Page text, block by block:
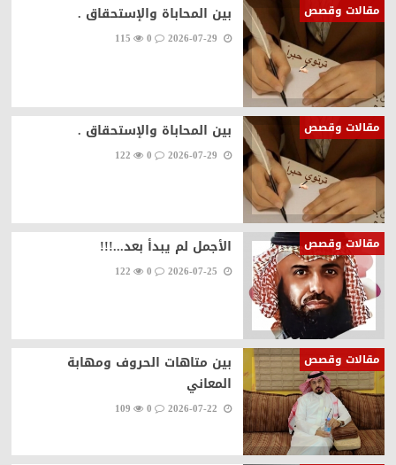
مقالات وقصص بين المحاباة والإستحقاق .
0
115
مقالات وقصص بين المحاباة والإستحقاق .
0
122
مقالات وقصص الأجمل لم يبدأ بعد...!!!
0
122
مقالات وقصص
بين متاهات الحروف ومهابة
المعاني
0
109